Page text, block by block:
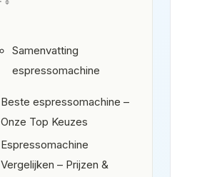
Samenvatting
espressomachine
Beste espressomachine –
Onze Top Keuzes
Espressomachine
Vergelijken – Prijzen &